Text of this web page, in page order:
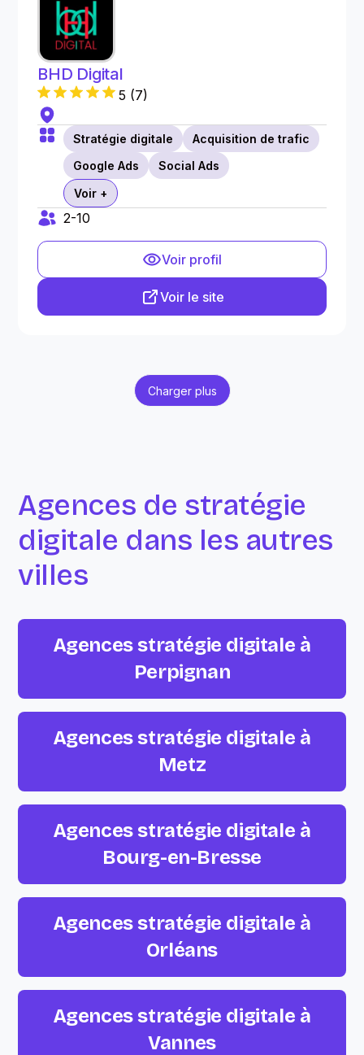
BHD Digital
5 (7)
Stratégie digitale
Acquisition de trafic
Google Ads
Social Ads
Voir +
2-10
Voir profil
Voir le site
Charger plus
Agences de stratégie
digitale dans les autres
villes
Agences stratégie digitale à
Perpignan
Agences stratégie digitale à
Metz
Agences stratégie digitale à
Bourg-en-Bresse
Agences stratégie digitale à
Orléans
Agences stratégie digitale à
Vannes